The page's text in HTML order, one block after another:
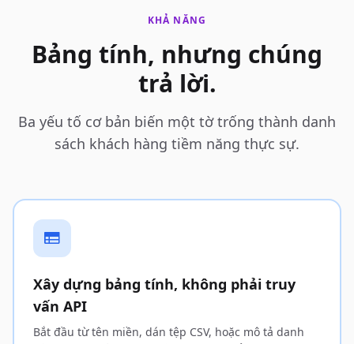
KHẢ NĂNG
Bảng tính, nhưng chúng
trả lời.
Ba yếu tố cơ bản biến một tờ trống thành danh
sách khách hàng tiềm năng thực sự.
Xây dựng bảng tính, không phải truy
vấn API
Bắt đầu từ tên miền, dán tệp CSV, hoặc mô tả danh